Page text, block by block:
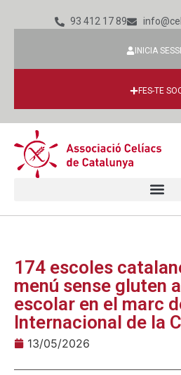
93 412 17 89
INICIA
FES-TE
174 escoles
menú sense gluten
escolar en el marc
Internacional de la
13/05/2026